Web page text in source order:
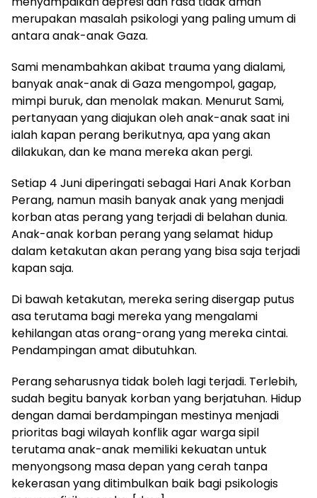
merupakan masalah psikologi yang paling umum di
antara anak-anak Gaza.
Sami menambahkan akibat trauma yang dialami,
banyak anak-anak di Gaza mengompol, gagap,
mimpi buruk, dan menolak makan. Menurut Sami,
pertanyaan yang diajukan oleh anak-anak saat ini
ialah kapan perang berikutnya, apa yang akan
dilakukan, dan ke mana mereka akan pergi.
Setiap 4 Juni diperingati sebagai Hari Anak Korban
Perang, namun masih banyak anak yang menjadi
korban atas perang yang terjadi di belahan dunia.
Anak-anak korban perang yang selamat hidup
dalam ketakutan akan perang yang bisa saja terjadi
kapan saja.
Di bawah ketakutan, mereka sering disergap putus
asa terutama bagi mereka yang mengalami
kehilangan atas orang-orang yang mereka cintai.
Pendampingan amat dibutuhkan.
Perang seharusnya tidak boleh lagi terjadi. Terlebih,
sudah begitu banyak korban yang berjatuhan. Hidup
dengan damai berdampingan mestinya menjadi
prioritas bagi wilayah konflik agar warga sipil
terutama anak-anak memiliki kekuatan untuk
menyongsong masa depan yang cerah tanpa
kekerasan yang ditimbulkan baik bagi psikologis